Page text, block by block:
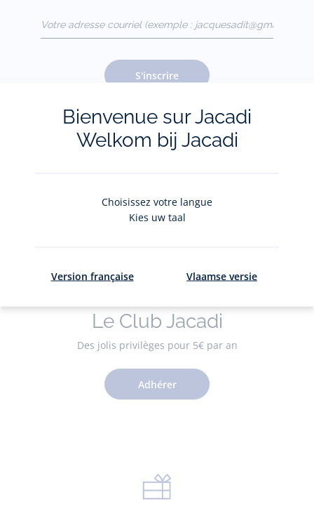
(exemple :
jacquesadit@gmail.com)
S'inscrire
Pour plus d'informations sur vos données personnelles,
ici.
Le Club Jacadi
Des jolis privilèges pour 5€ par an
Adhérer
Bienvenue sur Jacadi
Welkom bij Jacadi
Choisissez votre langue
Kies uw taal
Version française Vlaamse versie